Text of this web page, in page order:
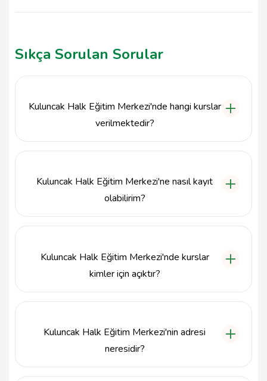
Sıkça Sorulan Sorular
Kuluncak Halk Eğitim Merkezi'nde hangi kurslar
verilmektedir?
programları bulunmaktadır.
Kuluncak Halk Eğitim Merkezi'ne nasıl kayıt
olabilirim?
arayabilirsiniz.
Kuluncak Halk Eğitim Merkezi'nde kurslar
kimler için açıktır?
yararlanabilir.
Kuluncak Halk Eğitim Merkezi'nin adresi
neresidir?